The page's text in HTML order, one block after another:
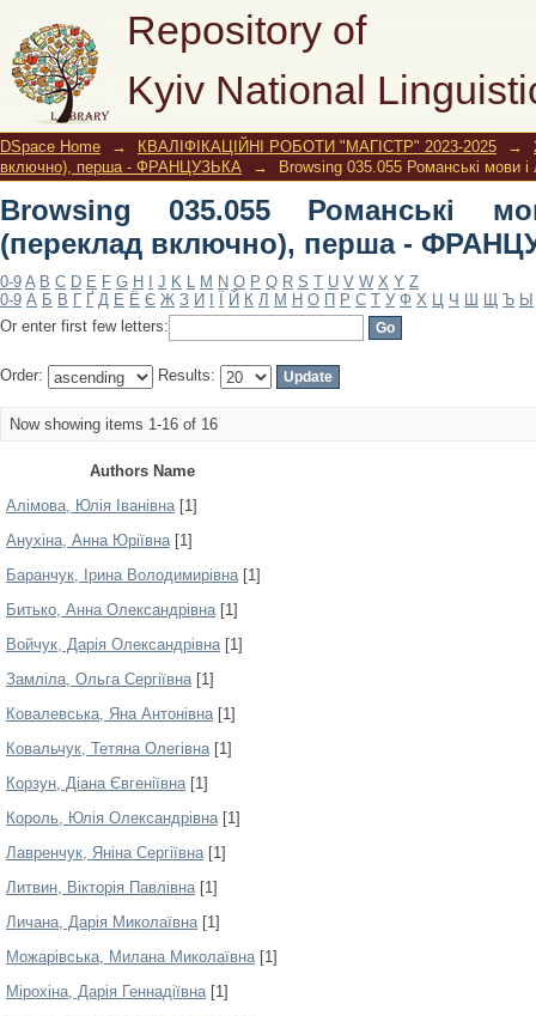
Repository of
Kyiv National
Browsing 035.055 Романські мови
ФРАНЦУЗЬКА by Author
DSpace Home → КВАЛІФІКАЦІЙНІ РОБОТИ "МАГІСТР" 2023-2025 →
включно), перша - ФРАНЦУЗЬКА
→ Browsing 035.055 Романські
Browsing 035.055 Романські
(переклад включно), перша -
0-9 A B C D E F G H J K L M N O P Q R S T U V W X Y Z
0-9 А Б В Г Ґ Д Е Ё Є Ж З И Й К Л М Н О П Р С Т У Ф Х Ц Ч Ш Щ Ъ Ы
Or enter first few letters:
Order: Results:
Now showing items 1-16 of 16
Authors Name
Алімова, Юлія Іванівна[1]
Анухіна, Анна Юріївна[1]
Баранчук, Ірина Володимирівна[1]
Битько, Анна Олександрівна[1]
Войчук, Дарія Олександрівна[1]
Замліла, Ольга Сергіївна[1]
Ковалевська, Яна Антонівна[1]
Ковальчук, Тетяна Олегівна[1]
Корзун, Діана Євгеніївна[1]
Король, Юлія Олександрівна[1]
Лавренчук, Яніна Сергіївна[1]
Литвин, Вікторія Павлівна[1]
Личана, Дарія Миколаївна[1]
Можарівська, Милана Миколаївна[1]
Мірохіна, Дарія Геннадіївна[1]